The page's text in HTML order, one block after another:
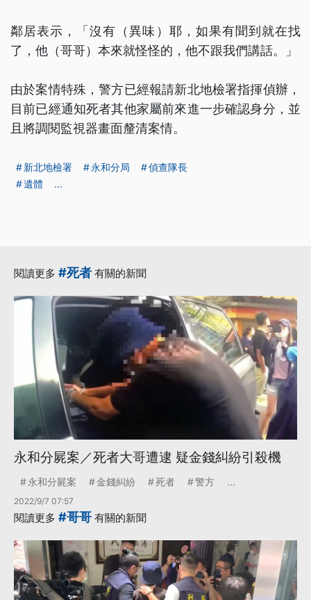
鄰居表示，「沒有（異味）耶，如果有聞到就在找
了，他（哥哥）本來就怪怪的，他不跟我們講話。」
由於案情特殊，警方已經報請新北地檢署指揮偵辦，
目前已經通知死者其他家屬前來進一步確認身分，並
且將調閱監視器畫面釐清案情。
新北地檢署 永和分局
偵查隊長
遺體
...
閱讀更多 #死者 有關的新聞
永和分屍案／死者大哥遭逮 疑金錢糾紛引殺機
永和分屍案 金錢糾紛 死者 警方 ...
2022/9/7 07:57
閱讀更多 #哥哥 有關的新聞